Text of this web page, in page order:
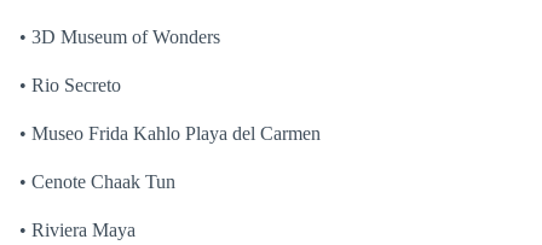
• 3D Museum of Wonders
• Rio Secreto
• Museo Frida Kahlo Playa del Carmen
• Cenote Chaak Tun
• Riviera Maya